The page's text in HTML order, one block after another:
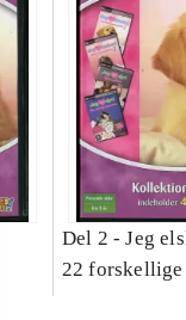
Del 2 -Jeg
22